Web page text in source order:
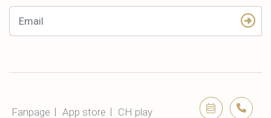
Fanpage App store CH play